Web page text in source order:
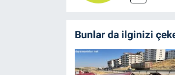
Bunlar da ilginizi